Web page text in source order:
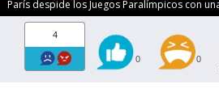
París despide los Juegos Paralímpicos con
4
0 0